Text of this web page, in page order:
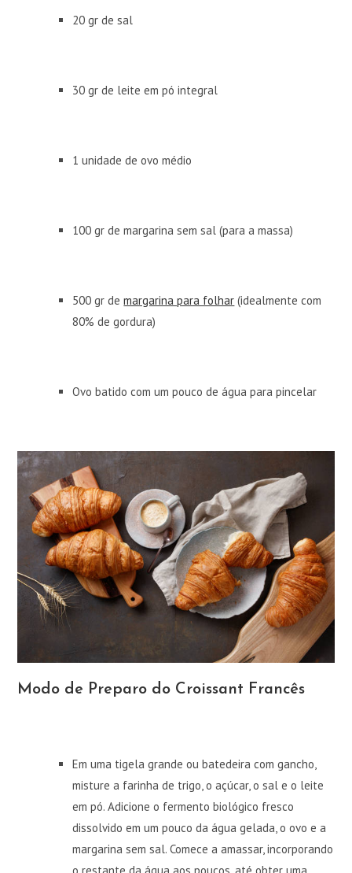
20 gr de sal
30 gr de leite em pó integral
1 unidade de ovo médio
100 gr de margarina sem sal (para a massa)
500 gr demargarina para folhar (idealmente com
80% de gordura)
Ovo batido com um pouco de água para pincelar
Modo de Preparo do Croissant Francês
Em uma tigela grande ou batedeira com gancho,
misture a farinha de trigo, o açúcar, o sal e o leite
em pó. Adicione o fermento biológico fresco
dissolvido em um pouco da água gelada, o ovo e a
margarina sem sal. Comece a amassar, incorporando
o restante da água aos poucos, até obter uma